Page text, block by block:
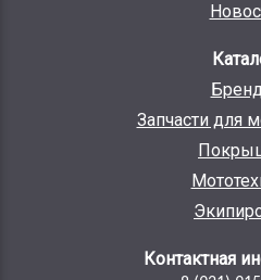
Запчасти для
Контактная